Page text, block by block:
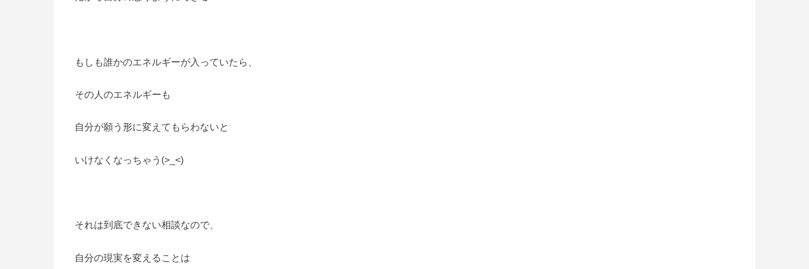
もしも誰かのエネルギーが入っていたら、
その人のエネルギーも
自分が願う形に変えてもらわないと
いけなくなっちゃう(>_<)
それは到底できない相談なので、
自分の現実を変えることは